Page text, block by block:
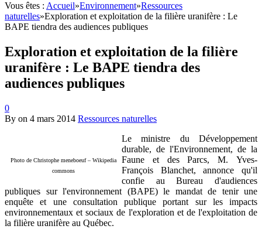
Vous êtes : Accueil»Environnement»Ressources
naturelles»Exploration et exploitation de la filière uranifère : Le
BAPE tiendra des audiences publiques
Exploration et exploitation de la filière
uranifère : Le BAPE tiendra des
audiences publiques
0
By on 4 mars 2014 Ressources naturelles
Photo de Christophe meneboeuf – Wikipedia
commons
Le ministre du Développement
durable, de l'Environnement, de la
Faune et des Parcs, M. Yves-
François Blanchet, annonce qu'il
confie au Bureau d'audiences
publiques sur l'environnement (BAPE) le mandat de tenir une
enquête et une consultation publique portant sur les impacts
environnementaux et sociaux de l'exploration et de l'exploitation de
la filière uranifère au Québec.